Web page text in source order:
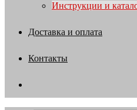
Инструкции и
Доставка и оплата
Контакты